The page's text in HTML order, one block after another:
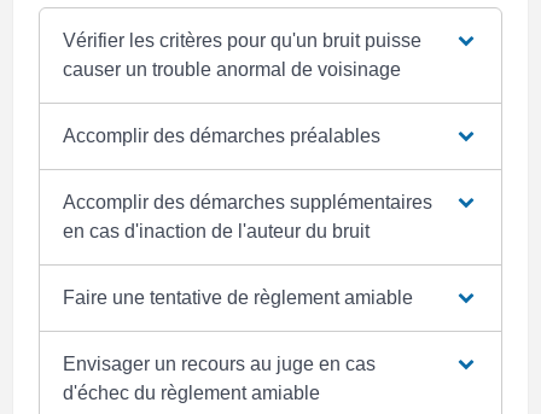
Vérifier les critères pour qu'un bruit puisse
causer un trouble anormal de voisinage
Accomplir des démarches préalables
Accomplir des démarches supplémentaires
en cas d'inaction de l'auteur du bruit
Faire une tentative de règlement amiable
Envisager un recours au juge en cas
d'échec du règlement amiable